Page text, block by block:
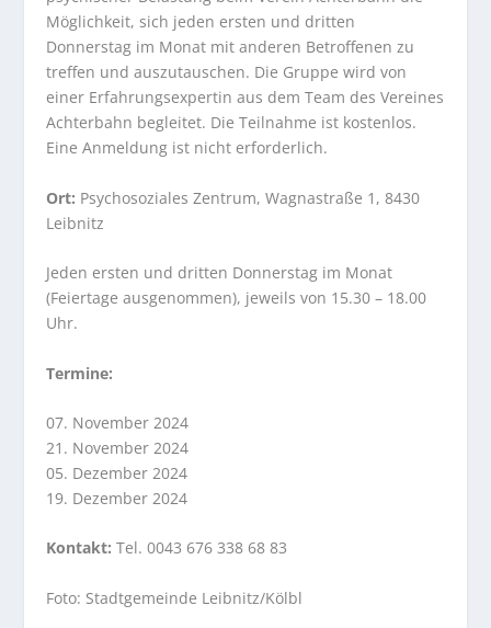
Möglichkeit, sich jeden ersten und dritten
Donnerstag im Monat mit anderen Betroffenen zu
treffen und auszutauschen. Die Gruppe wird von
einer Erfahrungsexpertin aus dem Team des Vereines
Achterbahn begleitet. Die Teilnahme ist kostenlos.
Eine Anmeldung ist nicht erforderlich.
Ort: Psychosoziales Zentrum, Wagnastraße 1, 8430
Leibnitz
Jeden ersten und dritten Donnerstag im Monat
(Feiertage ausgenommen), jeweils von 15.30 – 18.00
Uhr.
Termine:
07. November 2024
21. November 2024
05. Dezember 2024
19. Dezember 2024
Kontakt: Tel. 0043 676 338 68 83
Foto: Stadtgemeinde Leibnitz/Kölbl